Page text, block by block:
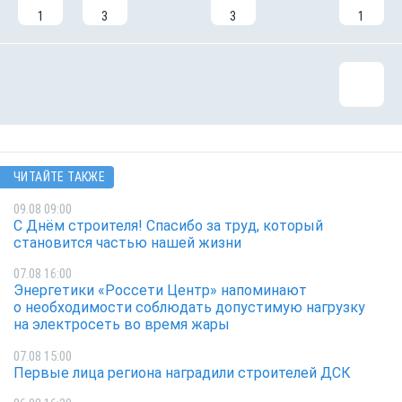
1 3 3 1
ЧИТАЙТЕ ТАКЖЕ
09.08 09:00
С Днём строителя! Спасибо за труд, который
становится частью нашей жизни
07.08 16:00
Энергетики «Россети Центр» напоминают
о необходимости соблюдать допустимую нагрузку
на электросеть во время жары
07.08 15:00
Первые лица региона наградили строителей ДСК